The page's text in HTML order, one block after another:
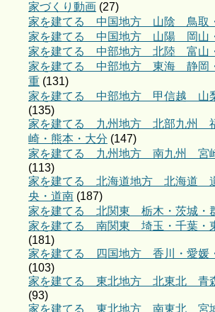
家づくり動画 (27)
家を建てる 中国地方 山陰 鳥取
家を建てる 中国地方 山陽 岡山
家を建てる 中部地方 北陸 富山
家を建てる 中部地方 東海 静岡
重 (131)
家を建てる 中部地方 甲信越 山
(135)
家を建てる 九州地方 北部九州
崎・熊本・大分 (147)
家を建てる 九州地方 南九州 宮
(113)
家を建てる 北海道地方 北海道
央・道南 (187)
家を建てる 北関東 栃木・茨城・
家を建てる 南関東 埼玉・千葉・
(181)
家を建てる 四国地方 香川・愛媛
(103)
家を建てる 東北地方 北東北 青
(93)
家を建てる 東北地方 南東北 宮